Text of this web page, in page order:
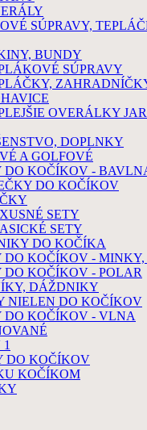
SÚPRAVY,
BUNDY
SÚPRAVY
OVERÁLKY JAR
DOPLNKY
A GOLFOVÉ
DO KOČÍKOV -
DO KOČÍKOV
SETY
SETY
DO KOČÍKA
DO KOČÍKOV -
DO KOČÍKOV - POLAR
DÁŽDNIKY
NIELEN DO KOČÍKOV
DO KOČÍKOV - VLNA
DO KOČÍKOV
KOČÍKOM